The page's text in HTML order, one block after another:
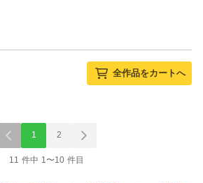
全作品をカートへ
1 2
11 件中 1〜10 件目